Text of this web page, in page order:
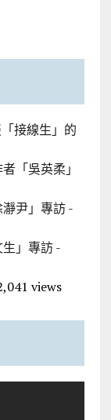
接線生」的
「吳英柔」
尹」專訪-
」專訪-
views